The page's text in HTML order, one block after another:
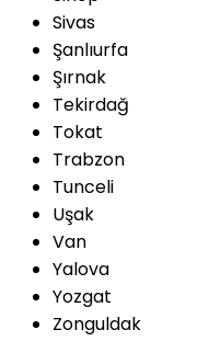
Sivas
Şanlıurfa
Şırnak
Tekirdağ
Tokat
Trabzon
Tunceli
Uşak
Van
Yalova
Yozgat
Zonguldak